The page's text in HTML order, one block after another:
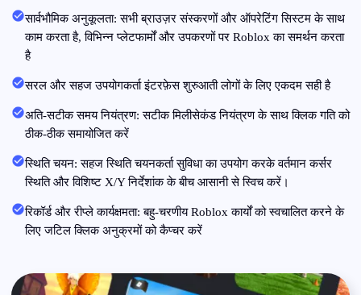
सार्वभौमिक अनुकूलता: सभी ब्राउज़र संस्करणों और ऑपरेटिंग सिस्टम के साथ
काम करता है, विभिन्न प्लेटफार्मों और उपकरणों पर Roblox का समर्थन करता
है
सरल और सहज उपयोगकर्ता इंटरफ़ेस शुरुआती लोगों के लिए एकदम सही है
अति-सटीक समय नियंत्रण: सटीक मिलीसेकंड नियंत्रण के साथ क्लिक गति को
ठीक-ठीक समायोजित करें
स्थिति चयन: सहज स्थिति चयनकर्ता सुविधा का उपयोग करके वर्तमान कर्सर
स्थिति और विशिष्ट X/Y निर्देशांक के बीच आसानी से स्विच करें।
रिकॉर्ड और रीप्ले कार्यक्षमता: बहु-चरणीय Roblox कार्यों को स्वचालित करने के
लिए जटिल क्लिक अनुक्रमों को कैप्चर करें